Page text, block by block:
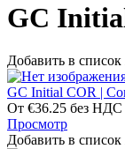
GC
Добавить в
GC Initial COR |
От €36.25 без НДС
Просмотр
Добавить в